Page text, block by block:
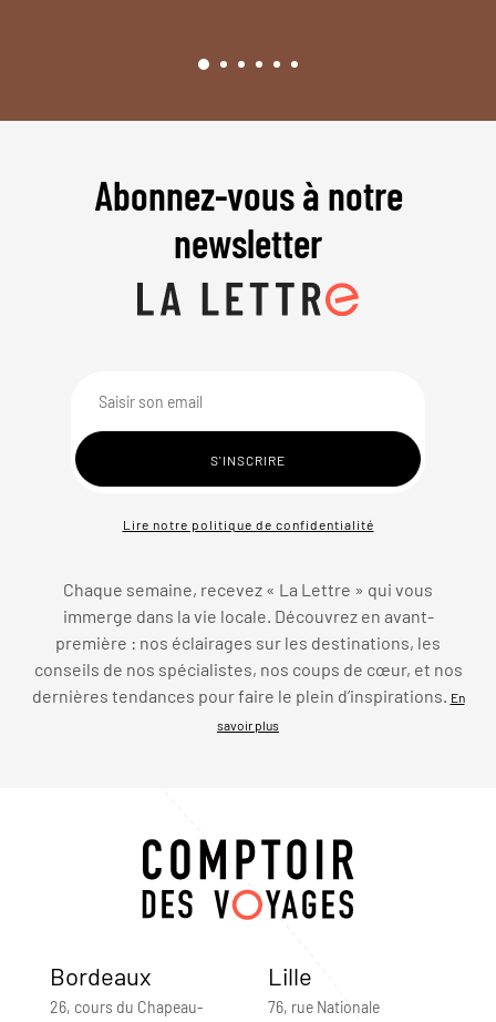
Abonnez-vous à notre
newsletter
Lire notre politique de confidentialité
Chaque semaine, recevez « La Lettre » qui vous
immerge dans la vie locale. Découvrez en avant-
première : nos éclairages sur les destinations, les
conseils de nos spécialistes, nos coups de cœur, et nos
dernières tendances pour faire le plein d’inspirations.
En
savoir plus
Bordeaux
26, cours du Chapeau-
Lille
76, rue Nationale